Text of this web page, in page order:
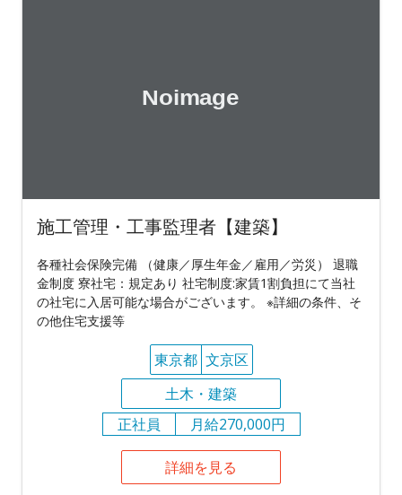
施工管理・工事監理者【建築】
各種社会保険完備 （健康／厚生年金／雇用／労災） 退職
金制度 寮社宅：規定あり 社宅制度:家賃1割負担にて当社
の社宅に入居可能な場合がございます。 ※詳細の条件、そ
の他住宅支援等
東京都 文京区
土木・建築
正社員
月給270,000円
詳細を見る